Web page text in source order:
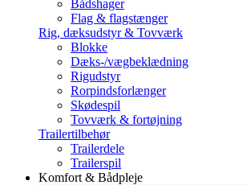
Bådshager
Flag & flagstænger
Rig, dæksudstyr & Tovværk
Blokke
Dæks-/vægbeklædning
Rigudstyr
Rorpindsforlænger
Skødespil
Tovværk & fortøjning
Trailertilbehør
Trailerdele
Trailerspil
Komfort & Bådpleje